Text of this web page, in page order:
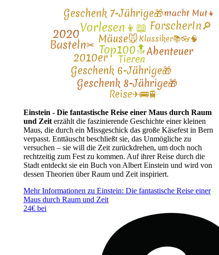
Einstein - Die fantastische Reise einer Maus durch Raum
und Zeit erzählt die faszinierende Geschichte einer kleinen
Maus, die durch ein Missgeschick das große Käsefest in Bern
verpasst. Enttäuscht beschließt sie, das Unmögliche zu
versuchen – sie will die Zeit zurückdrehen, um doch noch
rechtzeitig zum Fest zu kommen. Auf ihrer Reise durch die
Stadt entdeckt sie ein Buch von Albert Einstein und wird von
dessen Theorien über Raum und Zeit inspiriert.
Mehr Informationen zu Einstein: Die fantastische Reise einer
Maus durch Raum und Zeit
24€ bei